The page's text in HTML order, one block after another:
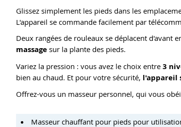
Glissez simplement les pieds dans les
L'appareil se commande facilement par
Deux rangées de rouleaux se déplacent d'avant
massage sur la plante des pieds.
Variez la pression : vous avez le choix entre 3
bien au chaud. Et pour votre sécurité, l'appareil
Offrez-vous un masseur personnel, qui vous
Masseur chauffant pour pieds pour